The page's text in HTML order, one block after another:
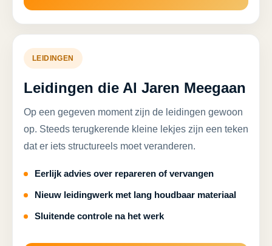
LEIDINGEN
Leidingen die Al Jaren Meegaan
Op een gegeven moment zijn de leidingen gewoon
op. Steeds terugkerende kleine lekjes zijn een teken
dat er iets structureels moet veranderen.
Eerlijk advies over repareren of vervangen
Nieuw leidingwerk met lang houdbaar materiaal
Sluitende controle na het werk